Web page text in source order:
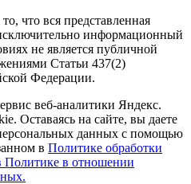
что вся представленная
информационный
не является публичной
Статьи 437(2)
Федерации.
веб-аналитики Яндекс.
Оставаясь на сайте, вы даете
данных с помощью
в Политике обработки
Политике в отношении